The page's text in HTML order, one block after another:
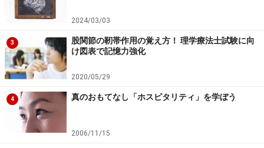
2024/03/03
3
股関節の靭帯作用の覚え方！ 理学療法士試験に向
け図表で記憶力強化
2020/05/29
4 真のおもてなし「ホスピタリティ」を学ぼう
2006/11/15